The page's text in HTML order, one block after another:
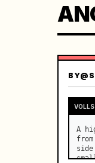
BY
A